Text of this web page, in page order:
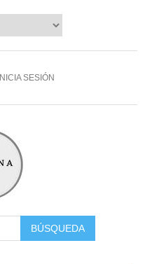
INICIA SESIÓN